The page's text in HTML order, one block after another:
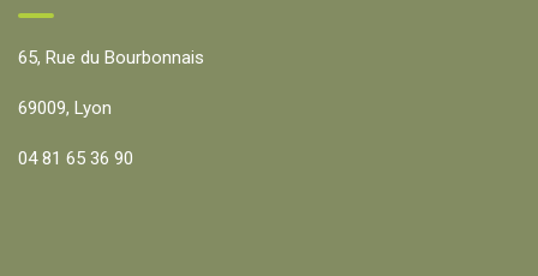
65, Rue du Bourbonnais
69009, Lyon
04 81 65 36 90